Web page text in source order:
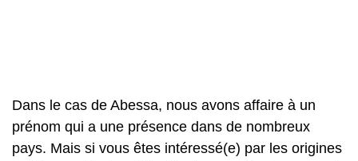
Dans le cas de Abessa, nous avons affaire à un
prénom qui a une présence dans de nombreux
pays. Mais si vous êtes intéressé(e) par les origines